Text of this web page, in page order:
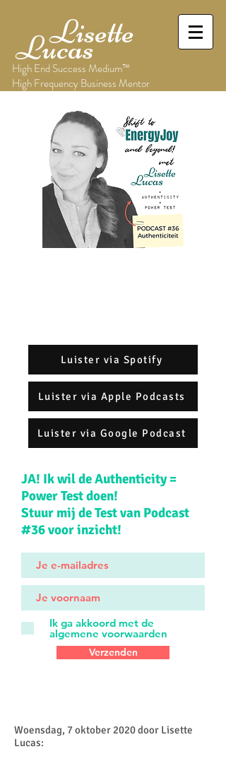
Lisette
Lucas
High End Success Medium™
High Frequency Business Mentor
Luister via Spotify
Luister via Apple Podcasts
Luister via Google Podcast
JA! Ik wil de Authenticity =
Power Test doen!
Stuur mij de Test van Podcast
#36 voor inzicht!
Ik ga akkoord met de
algemene voorwaarden
Verzenden
Woensdag, 7 oktober 2020 door Lisette
Lucas: